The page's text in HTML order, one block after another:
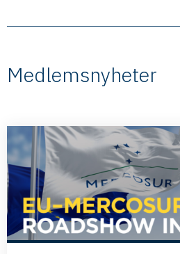
Medlemsnyheter